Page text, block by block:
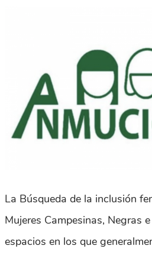
La Búsqueda de la inclusión
Mujeres Campesinas, Negras
espacios en los que